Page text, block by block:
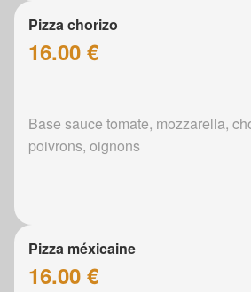
Pizza chorizo
16.00 €
Base sauce tomate, mozzarella,
poivrons, oignons
Pizza méxicaine
16.00 €